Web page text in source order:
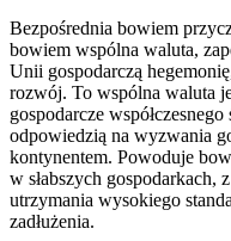
Bezpośrednia bowiem
bowiem wspólna waluta,
Unii gospodarczą
rozwój. To wspólna waluta
gospodarcze
odpowiedzią na wyzwania
kontynentem. Powoduje
w słabszych gospodarkach,
utrzymania wysokiego
zadłużenia.